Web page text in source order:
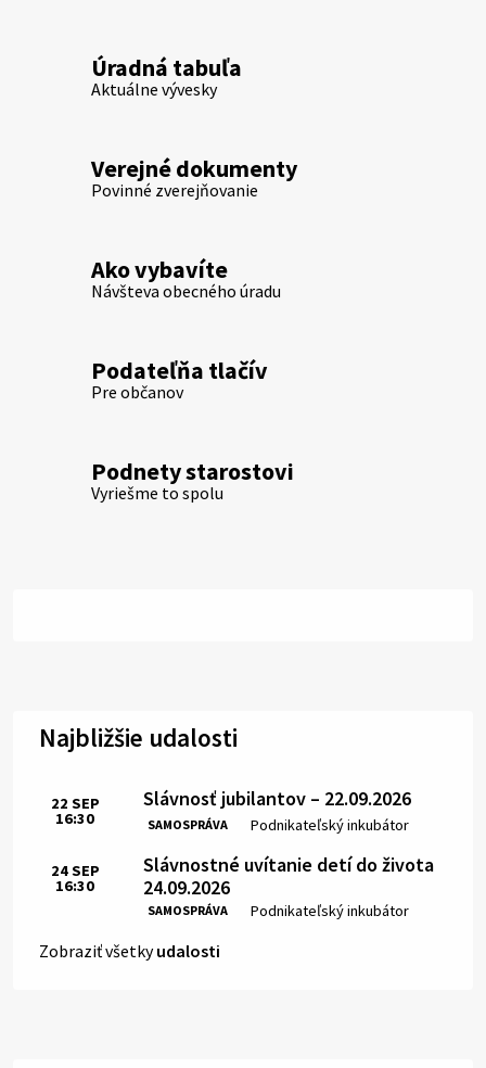
Úradná tabuľa
Aktuálne vývesky
Verejné dokumenty
Povinné zverejňovanie
Ako vybavíte
Návšteva obecného úradu
Podateľňa tlačív
Pre občanov
Podnety starostovi
Vyriešme to spolu
Najbližšie udalosti
Slávnosť jubilantov – 22.09.2026
SAMOSPRÁVA Miesto:
Podnikateľský inkubátor
Čas:
22 SEP
16:30
Slávnostné uvítanie detí do života
24.09.2026
SAMOSPRÁVA Miesto:
Podnikateľský inkubátor
Čas:
24SEP
16:30
Zobraziť všetkyudalosti